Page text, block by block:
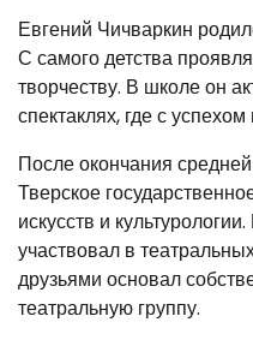
Евгений Чичваркин
С самого детства
творчеству. В школе он
спектаклях, где с
После окончания
Тверское
искусств и
участвовал в
друзьями основал
театральную группу.